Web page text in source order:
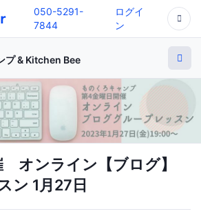
050-5291-
7844
ログイ
ン
プ & Kitchen Bee
オンライン【ブログ】
ン 1月27日